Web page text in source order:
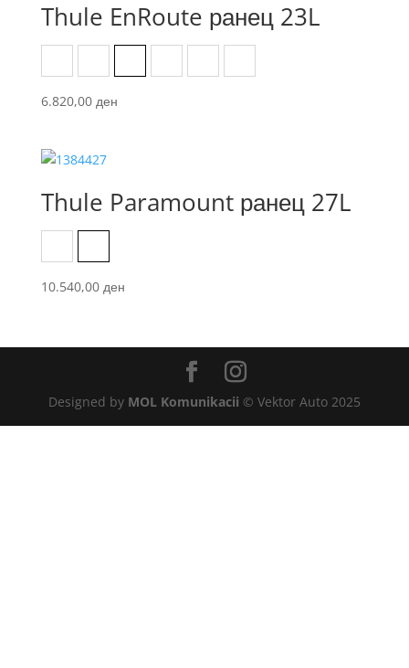
Thule EnRoute ранец 23L
6.820,00 ден
Thule Paramount ранец 27L
10.540,00 ден
Designed by MOL Komunikacii © Vektor Auto 2025